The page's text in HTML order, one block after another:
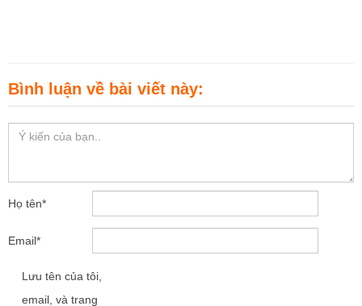
Bình luận về bài viết này:
Họ tên*
Email*
Lưu tên của tôi,
email, và trang